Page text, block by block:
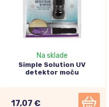
Na sklade
Simple Solution UV
detektor moču
17,07 €